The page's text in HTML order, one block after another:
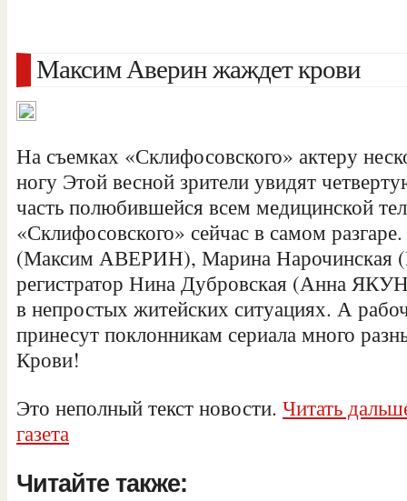
Максим Аверин жаждет крови
На съемках «Склифосовского» актеру
ногу Этой весной зрители увидят
часть полюбившейся всем медицинской
«Склифосовского» сейчас в самом
(Максим АВЕРИН), Марина Нарочинская
регистратор Нина Дубровская (Анна
в непростых житейских ситуациях. А
принесут поклонникам сериала много
Крови!
Это неполный текст новости. Читать
газета
Читайте также: